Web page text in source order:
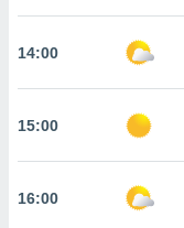
o
como
e
14:00
15:00
16:00